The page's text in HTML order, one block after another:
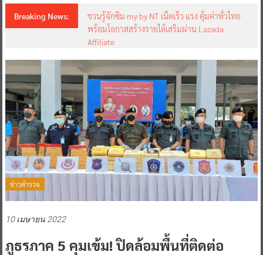
Breaking News:
ชวนรู้จักซิม my by NT เน็ตเร็ว แรง คุ้มค่าทั่วไทย
พร้อมโอกาสสร้างรายได้เสริมผ่าน Lazada
Affiliate
ข่าวตำรวจ
10 เมษายน 2022
ภูธรภาค 5 คุมเข้ม! ปิดล้อมพื้นที่ติดต่อ